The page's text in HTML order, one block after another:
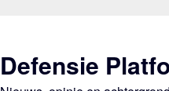
Defensie